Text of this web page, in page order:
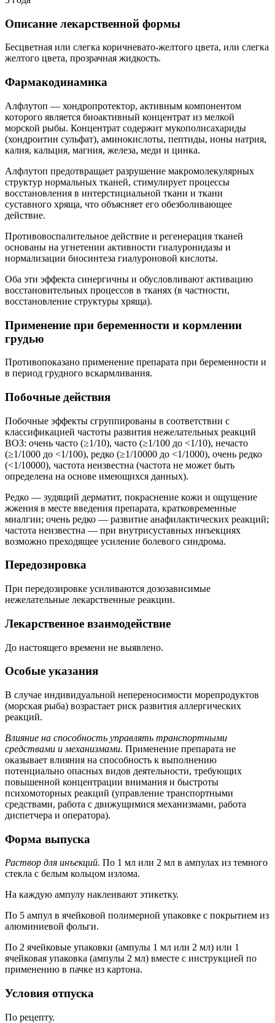
Описание лекарственной формы
Бесцветная или слегка коричневато-желтого цвета, или слегка
желтого цвета, прозрачная жидкость.
Фармакодинамика
Алфлутоп — хондропротектор, активным компонентом
которого является биоактивный концентрат из мелкой
морской рыбы. Концентрат содержит мукополисахариды
(хондроитин сульфат), аминокислоты, пептиды, ионы натрия,
калия, кальция, магния, железа, меди и цинка.
Алфлутоп предотвращает разрушение макромолекулярных
структур нормальных тканей, стимулирует процессы
восстановления в интерстициальной ткани и ткани
суставного хряща, что объясняет его обезболивающее
действие.
Противовоспалительное действие и регенерация тканей
основаны на угнетении активности гиалуронидазы и
нормализации биосинтеза гиалуроновой кислоты.
Оба эти эффекта синергичны и обусловливают активацию
восстановительных процессов в тканях (в частности,
восстановление структуры хряща).
Применение при беременности и кормлении
грудью
Противопоказано применение препарата при беременности и
в период грудного вскармливания.
Побочные действия
Побочные эффекты сгруппированы в соответствии с
классификацией частоты развития нежелательных реакций
ВОЗ: очень часто (≥1/10), часто (≥1/100 до <1/10), нечасто
(≥1/1000 до <1/100), редко (≥1/10000 до <1/1000), очень редко
(<1/10000), частота неизвестна (частота не может быть
определена на основе имеющихся данных).
Редко — зудящий дерматит, покраснение кожи и ощущение
жжения в месте введения препарата, кратковременные
миалгии; очень редко — развитие анафилактических реакций;
частота неизвестна — при внутрисуставных инъекциях
возможно преходящее усиление болевого синдрома.
Передозировка
При передозировке усиливаются дозозависимые
нежелательные лекарственные реакции.
Лекарственное взаимодействие
До настоящего времени не выявлено.
Особые указания
В случае индивидуальной непереносимости морепродуктов
(морская рыба) возрастает риск развития аллергических
реакций.
Влияние на способность управлять транспортными
средствами и механизмами. Применение препарата не
оказывает влияния на способность к выполнению
потенциально опасных видов деятельности, требующих
повышенной концентрации внимания и быстроты
психомоторных реакций (управление транспортными
средствами, работа с движущимися механизмами, работа
диспетчера и оператора).
Форма выпуска
Раствор для инъекций. По 1 мл или 2 мл в ампулах из темного
стекла с белым кольцом излома.
На каждую ампулу наклеивают этикетку.
По 5 ампул в ячейковой полимерной упаковке с покрытием из
алюминиевой фольги.
По 2 ячейковые упаковки (ампулы 1 мл или 2 мл) или 1
ячейковая упаковка (ампулы 2 мл) вместе с инструкцией по
применению в пачке из картона.
Условия отпуска
По рецепту.